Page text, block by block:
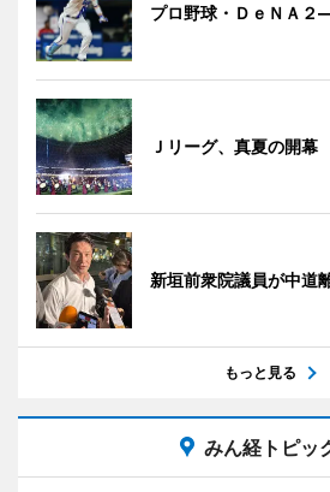
プロ野球・ＤｅＮＡ２
Ｊリーグ、真夏の開幕
新垣前衆院議員が中道
もっと見る
みん経トピッ